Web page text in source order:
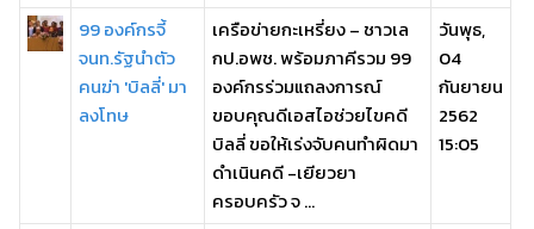
99 องค์กรจี้
จนท.รัฐนำตัว
คนฆ่า 'บิลลี่' มา
ลงโทษ
เครือข่ายกะเหรี่ยง – ชาวเล
กป.อพช. พร้อมภาคีรวม 99
องค์กรร่วมแถลงการณ์
ขอบคุณดีเอสไอช่วยไขคดี
บิลลี่ ขอให้เร่งจับคนทำผิดมา
ดำเนินคดี -เยียวยา
ครอบครัว จ ...
วันพุธ,
04
กันยายน
2562
15:05